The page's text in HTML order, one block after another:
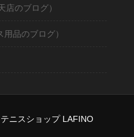
店のブログ）
品のブログ）
テニスショップ LAFINO